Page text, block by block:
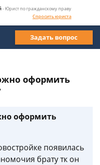
- Юрист по гражданскому праву
Спросить юриста
Задать вопрос
оформить
оформить
появилась
брату тк он